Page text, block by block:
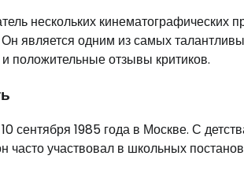
нескольких кинематографических
является одним из самых
положительные отзывы критиков.
сентября 1985 года в Москве. С
часто участвовал в школьных